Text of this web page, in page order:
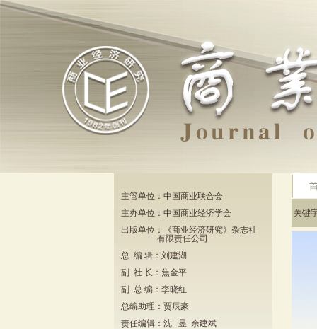
主管单位：中国商业联合会
主办单位：中国商业经济学会
出版单位：《商业经济研究》杂志社
有限责任公司
总 编 辑：刘建湖
副 社 长：焦金平
副 总 编：李晓红
总编助理：贾辰豪
责任编辑：沈 昱 余建斌
关键